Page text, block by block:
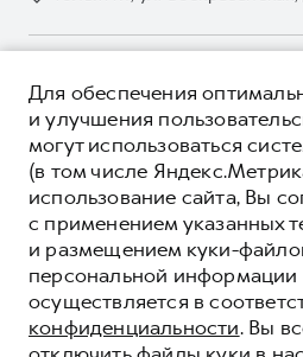
Система управления
Сервис для корпоративных
HAVAL Лизинг
Автомобильные аксессуары
Коллекция PRO
Коллекция Базовая
Коллекция Детская
Мобильное приложение GWM
Программа «HAVAL Защита+»
Руководства по эксплуатации
Подписки
Автомобильные аксессуары
Коллекция PRO
Коллекция Базовая
Коллекция Детская
Контакты
ЦЕНЫ И ВЫГОДЫ
ЮРИДИЧЕСКАЯ ИНФОРМАЦИЯ
Вся представленная на сайте
автомобилей и сервисного
информационный характер и не
Все цены, указанные на данном
характер и являются максимально
розничными ценами по расчетам
Волл Мотор Рус»). Для получения
****На некоторых автомобилях
система / устройство вызова
(блок ЭРА-ГЛОНАСС).
Показать все
© 2026 ООО «Грейт Волл
Для обеспечения
и улучшения
могут использоваться
(в том числе
использование сайта, Вы
с применением указанных
и размещением куки-
персональной информации
осуществляется в
конфиденциальности. Вы